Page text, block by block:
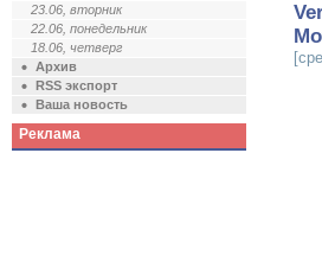
23.06, вторник
22.06, понедельник
18.06, четверг
Архив
RSS экспорт
Ваша новость
Реклама